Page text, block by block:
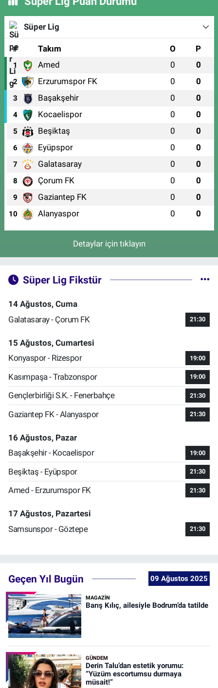
Süper Lig
# Takım O P
1 Amed 0 0
2 Erzurumspor FK 0 0
3 Başakşehir 0 0
4 Kocaelispor 0 0
5 Beşiktaş 0 0
6 Eyüpspor 0 0
7 Galatasaray 0 0
8 Çorum FK 0 0
9 Gaziantep FK 0 0
10 Alanyaspor 0 0
Detaylar için tıklayın
Süper Lig Fikstür
14 Ağustos, Cuma
Galatasaray - Çorum FK
21:30
15 Ağustos, Cumartesi
Konyaspor - Rizespor
19:00
Kasımpaşa - Trabzonspor 19:00
Gençlerbirliği S.K. - Fenerbahçe 21:30
Gaziantep FK - Alanyaspor 21:30
16 Ağustos, Pazar
Başakşehir - Kocaelispor
19:00
Beşiktaş - Eyüpspor 21:30
Amed - Erzurumspor FK 21:30
17 Ağustos, Pazartesi
Samsunspor - Göztepe
21:30
Geçen Yıl Bugün 09 Ağustos 2025
MAGAZİN
Barış Kılıç, ailesiyle Bodrum’da tatilde
GÜNDEM
Derin Talu’dan estetik yorumu:
“Yüzüm escortumsu durmaya
müsait!”